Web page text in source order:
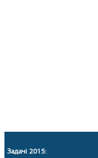
Задачі 2015: